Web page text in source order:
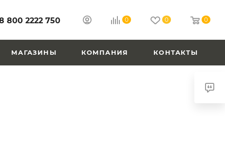
800 2222 750 0 0 0
МАГАЗИНЫ КОМПАНИЯ КОНТАКТЫ